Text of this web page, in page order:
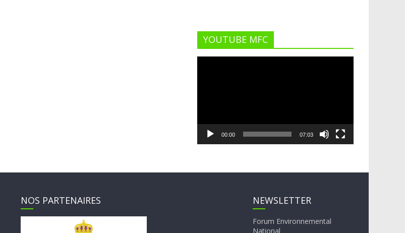
YOUTUBE MFC
00:00 07:03
NOS PARTENAIRES NEWSLETTER
Forum Environnemental
National